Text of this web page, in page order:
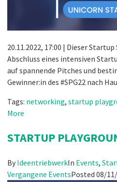
20.11.2022, 17:00 | Dieser
Abschluss eines intensiven
auf spannende Pitches und
Gewinner:in des #SPG22 nach
Tags: networking, startup
More
STARTUP
By IdeentriebwerkIn Events,
Vergangene EventsPosted 08/